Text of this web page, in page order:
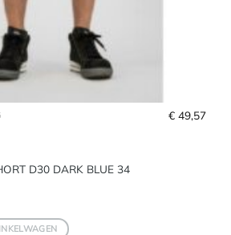
D30 DARK BLUE 34
€ 49,57